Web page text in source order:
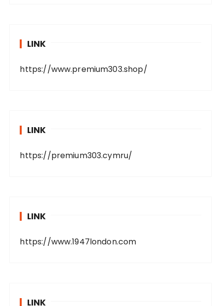
LINK
https://www.premium303.shop/
LINK
https://premium303.cymru/
LINK
https://www.1947london.com
LINK